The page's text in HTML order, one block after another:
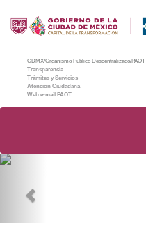
CDMX/Organismo Público Descentralizado/PAOT
Transparencia
Trámites y Servicios
Atención Ciudadana
Web e-mail PAOT